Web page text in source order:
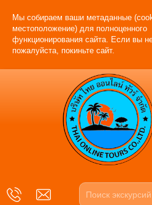
Мы собираем ваши метаданные
местоположение) для полноценного
функционирования сайта. Если вы
пожалуйста, покиньте сайт.